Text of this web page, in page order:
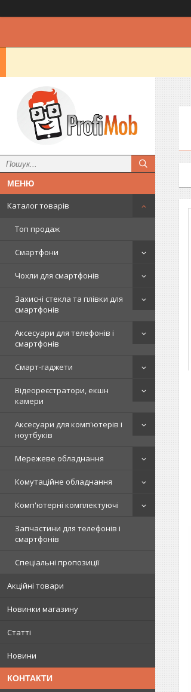
Каталог товарів
Топ продаж
Смартфони
Чохли для смартфонів
Захисні стекла та плівки для
смартфонів
Аксесуари для телефонів і
смартфонів
Смарт-гаджети
Відеореєстратори, екшн
камери
Аксесуари для комп'ютерів і
ноутбуків
Мережеве обладнання
Комутаційне обладнання
Комп'ютерні комплектуючі
Запчастини для телефонів і
смартфонів
Спеціальні пропозиції
Акційні товари
Новинки магазину
Статті
Новини
КОНТАКТИ